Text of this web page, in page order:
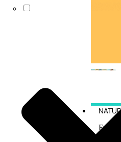
Viso/